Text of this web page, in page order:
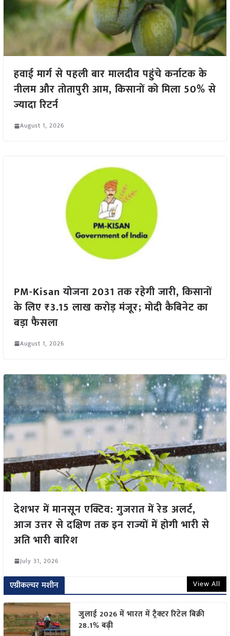
हवाई मार्ग से पहली बार मालदीव पहुंचे कर्नाटक के
नीलम और तोतापुरी आम, किसानों को मिला 50% से
ज्यादा रिटर्न
August 1, 2026
PM-Kisan योजना 2031 तक रहेगी जारी, किसानों
के लिए ₹3.15 लाख करोड़ मंजूर; मोदी कैबिनेट का
बड़ा फैसला
August 1, 2026
देशभर में मानसून एक्टिव: गुजरात में रेड अलर्ट,
आज उत्तर से दक्षिण तक इन राज्यों में होगी भारी से
अति भारी बारिश
July 31, 2026
एग्रीकल्चर मशीन View All
जुलाई 2026 में भारत में ट्रैक्टर रिटेल बिक्री
28.1% बढ़ी